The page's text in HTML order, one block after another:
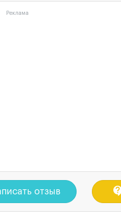
Реклама
отзыв